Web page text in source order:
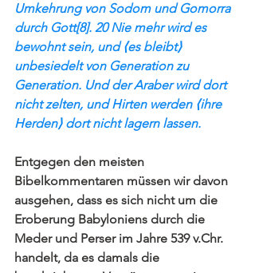
Umkehrung von Sodom und Gomorra
durch Gott[8]. 20 Nie mehr wird es
bewohnt sein, und ⟨es bleibt⟩
unbesiedelt von Generation zu
Generation. Und der Araber wird dort
nicht zelten, und Hirten werden ⟨ihre
Herden⟩ dort nicht lagern lassen.
Entgegen den meisten
Bibelkommentaren müssen wir davon
ausgehen, dass es sich nicht um die
Eroberung Babyloniens durch die
Meder und Perser im Jahre 539 v.Chr.
handelt, da es damals die